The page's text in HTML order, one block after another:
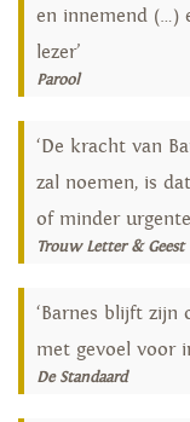
en innemend (…)
lezer’
Parool
‘De kracht van
zal noemen, is
of minder
Trouw Letter & Geest
‘Barnes blijft zijn
met gevoel voor
De Standaard